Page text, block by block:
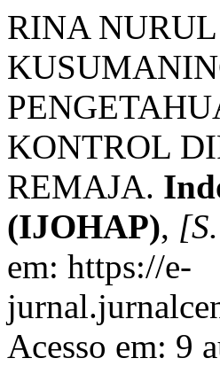
RINA
KONTROL
REMAJA.
(IJOHAP),
em: https://e-
Acesso em: 9